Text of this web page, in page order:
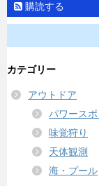
購読する
カテゴリー
アウトドア
パワースポ
味覚狩り
天体観測
海・プール